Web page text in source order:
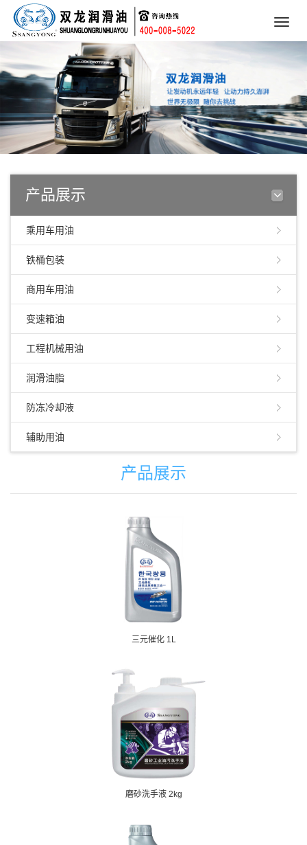
Toggle
产品展示
乘用车用油
铁桶包装
商用车用油
变速箱油
工程机械用油
润滑油脂
防冻冷却液
辅助用油
产品展示
三元催化 1L
磨砂洗手液 2kg